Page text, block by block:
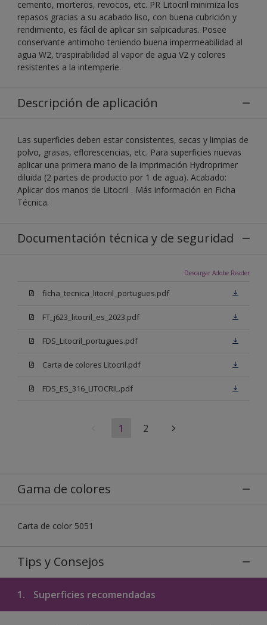
cemento, morteros, revocos, etc. PR Litocril minimiza los
repasos gracias a su acabado liso, con buena cubrición y
rendimiento, es fácil de aplicar sin salpicaduras. Posee
conservante antimoho teniendo buena impermeabilidad al
agua W2, traspirabilidad al vapor de agua V2 y colores
resistentes a la intemperie.
Descripción de aplicación
Las superficies deben estar consistentes, secas y limpias de
polvo, grasas, eflorescencias, etc. Para superficies nuevas
aplicar una primera mano de la imprimación Hydroprimer
diluida (2 partes de producto por 1 de agua). Acabado:
Aplicar dos manos de Litocril . Más información en Ficha
Técnica.
Documentación técnica y de seguridad
Descargar Adobe Reader
ficha_tecnica_litocril_portugues.pdf
FT_j623_litocril_es_2023.pdf
FDS_Litocril_portugues.pdf
Carta de colores Litocril.pdf
FDS_ES_316_LITOCRIL.pdf
1 2
Gama de colores
Carta de color 5051
Tips y Consejos
1. Superficies recomendadas